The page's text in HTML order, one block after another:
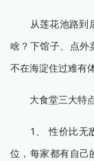
从莲花池路到后
啥？下馆子、点外
不在海淀住过难有
大食堂三大特点
1、 性价比无敌
位，每家都有自己